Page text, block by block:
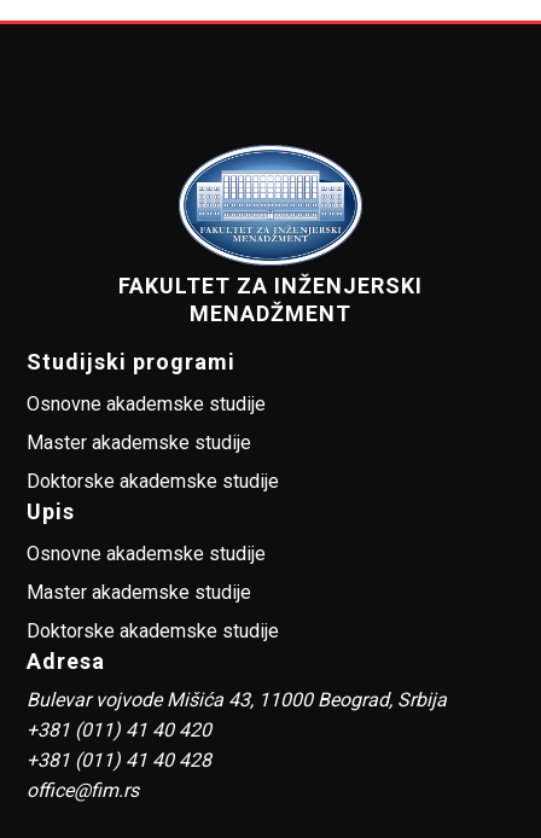
FAKULTET ZA INŽENJERSKI
MENADŽMENT
Studijski programi
Osnovne akademske studije
Master akademske studije
Doktorske akademske studije
Upis
Osnovne akademske studije
Master akademske studije
Doktorske akademske studije
Adresa
Bulevar vojvode Mišića 43, 11000 Beograd, Srbija
+381 (011) 41 40 420
+381 (011) 41 40 428
office@fim.rs